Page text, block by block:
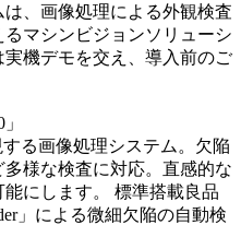
、画像処理による外観検査
マシンビジョンソリューシ
機デモを交え、導入前のご
る画像処理システム。欠陥
様な検査に対応。直感的な
にします。 標準搭載良品
」による微細欠陥の自動検